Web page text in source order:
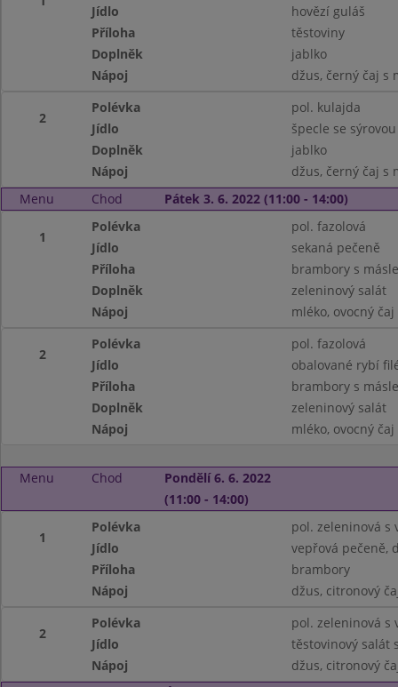
Jídlo
hovězí guláš
Příloha
těstoviny
Doplněk
jablko
Nápoj
džus, černý čaj s
2
Polévka
pol. kulajda
Jídlo
špecle se
Doplněk
jablko
Nápoj
džus, černý čaj s
Menu
Chod Pátek 3. 6. 2022 (11:00 - 14:00)
1
Polévka
pol. fazolová
Jídlo
sekaná pečeně
Příloha
brambory s
Doplněk
zeleninový salát
Nápoj
mléko, ovocný čaj
2
Polévka
pol. fazolová
Jídlo
obalované rybí
Příloha
brambory s
Doplněk
zeleninový salát
Nápoj
mléko, ovocný čaj
Menu Chod
Pondělí 6. 6. 2022
(11:00 - 14:00)
1
Polévka
pol. zeleninová s
Jídlo
vepřová pečeně,
Příloha
brambory
Nápoj
džus, citronový
2
Polévka
pol. zeleninová s
Jídlo
těstovinový salát
Nápoj
džus, citronový